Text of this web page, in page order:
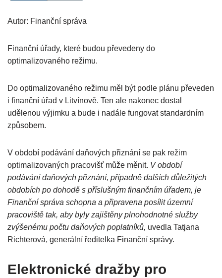
Autor: Finanční správa
Finanční úřady, které budou převedeny do
optimalizovaného režimu.
Do optimalizovaného režimu měl být podle plánu převeden
i finanční úřad v Litvínově. Ten ale nakonec dostal
udělenou výjimku a bude i nadále fungovat standardním
způsobem.
V období podávání daňových přiznání se pak režim
optimalizovaných pracovišť může měnit. V období
podávání daňových přiznání, případně dalších důležitých
obdobích po dohodě s příslušným finančním úřadem, je
Finanční správa schopna a připravena posílit územní
pracoviště tak, aby byly zajištěny plnohodnotné služby
zvýšenému počtu daňových poplatníků, uvedla Tatjana
Richterová, generální ředitelka Finanční správy.
Elektronické dražby pro